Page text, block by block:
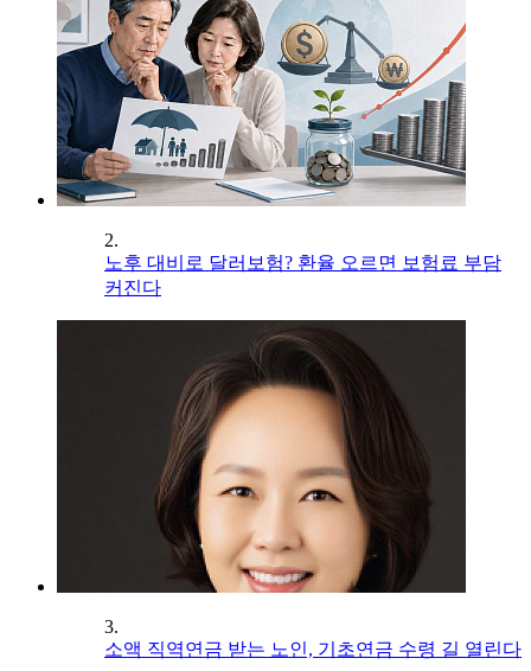
2.
노후 대비로 달러보험? 환율 오르면 보험료 부담
커진다
3.
소액 직역연금 받는 노인, 기초연금 수령 길 열린다